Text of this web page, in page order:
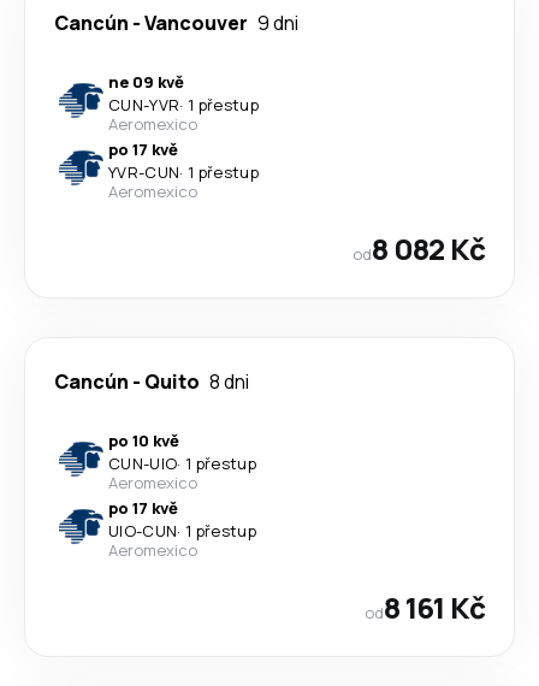
Cancún -Vancouver 9 dni
ne 09 kvě
CUN-YVR· 1 přestup
Aeromexico
po 17 kvě
YVR-CUN· 1 přestup
Aeromexico
od8 082 Kč
Cancún - Quito 8 dni
po 10 kvě
CUN-UIO· 1 přestup
Aeromexico
po 17 kvě
UIO-CUN· 1 přestup
Aeromexico
od8 161 Kč